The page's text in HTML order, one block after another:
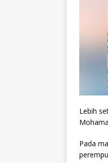
Lebih
Pada